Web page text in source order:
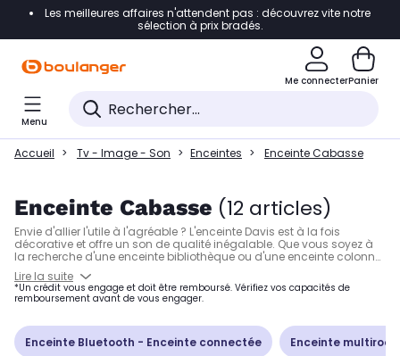
Accéder directement à la navigation
Accéder directement à la liste des produits
Accéder directement au contenu
Accéder directement au pied de page
Accéder directement au chatbot
Les meilleures affaires n'attendent pas : découvrez vite notre
sélection à prix bradés.
Me connecterPanier
Menu
Accueil Tv - Image - Son Enceintes Enceinte Cabasse
Enceinte Cabasse (12 articles)
Envie d'allier l'utile à l'agréable ? L'enceinte Davis est à la fois
décorative et offre un son de qualité inégalable. Que vous soyez à
la recherche d'une enceinte bibliothèque ou d'une enceinte colonne,
les modèles proposés par Davis Acoustics vous donneront entière
satisfaction. Mention spéciale pour l'enceinte Davis Balthus, une
enceinte colonne au son bluffant, disponible en différents coloris.
Lire la suite
*Un crédit vous engage et doit être remboursé. Vérifiez vos capacités de
remboursement avant de vous engager.
Enceinte Bluetooth - Enceinte connectée Enceinte